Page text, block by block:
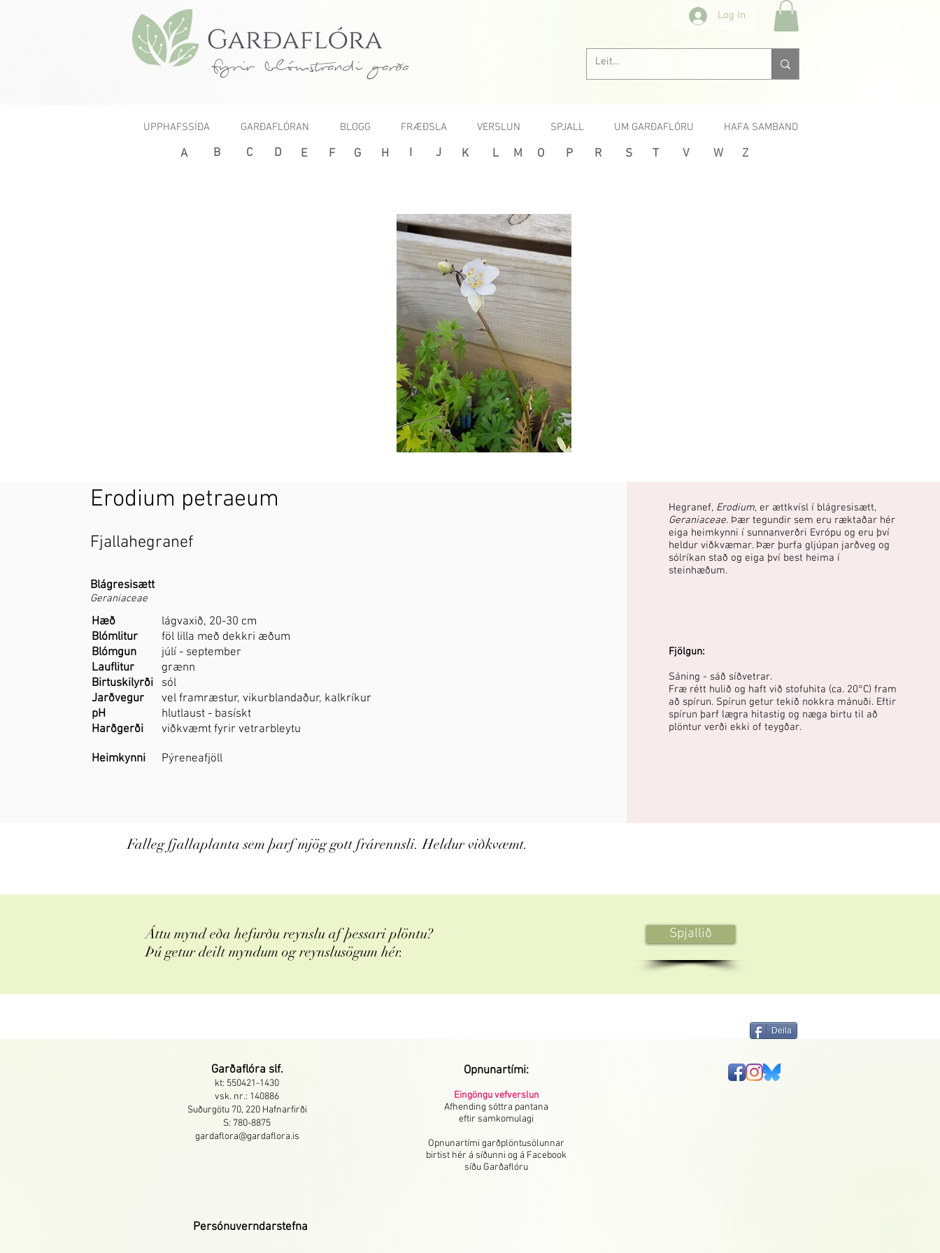
fyrir blómstrandi garða
Log In
UPPHAFSSÍÐA GARÐAFLÓRAN BLOGG FRÆÐSLA VERSLUN SPJALL UM GARÐAFLÓRU HAFA SAMBAND
A B C D E F G H I J K L M O P R S T V W Z
Erodium petraeum
Fjallahegranef
Blágresisætt
Geraniaceae
Hæð
lágvaxið, 20-30 cm
Blómlitur
föl lilla með dekkri æðum
Blómgun
júlí - september
Lauflitur
grænn
Birtuskilyrði
sól
Jarðvegur
vel framræstur, vikurblandaður, kalkríkur
pH
hlutlaust - basískt
Harðgerði
viðkvæmt fyrir vetrarbleytu
Heimkynni Pýreneafjöll
Hegranef, Erodium, er ættkvísl í blágresisætt,
Geraniaceae. Þær tegundir sem eru ræktaðar hér
eiga heimkynni í sunnanverðri Evrópu og eru því
heldur viðkvæmar. Þær þurfa gljúpan jarðveg og
sólríkan stað og eiga því best heima í
steinhæðum.
Fjölgun:
Sáning - sáð síðvetrar.
Fræ rétt hulið og haft við stofuhita (ca. 20°C) fram
að spírun. Spírun getur tekið nokkra mánuði. Eftir
spírun þarf lægra hitastig og næga birtu til að
plöntur verði ekki of teygðar.
​Falleg fjallaplanta sem þarf mjög gott frárennsli. Heldur viðkvæmt.
Áttu mynd eða hefurðu reynslu af þessari plöntu?
Þú getur deilt myndum og reynslusögum hér.
Spjallið
Deila
Garðaflóra slf.
kt: 550421-1430
vsk. nr.: 140886
Suðurgötu 70, 220 Hafnarfirði
S: 780-8875
gardaflora@gardaflora.is
Opnunartími:
Eingöngu vefverslun
Afhending sóttra pantana
eftir samkomulagi
Opnunartími garðplöntusölunnar
birtist hér á síðunni og á Facebook
síðu Garðaflóru
Persónuverndarstefna